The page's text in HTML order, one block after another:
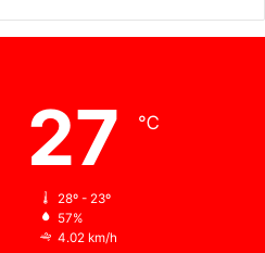
27 ℃
28º - 23º
57%
4.02 km/h